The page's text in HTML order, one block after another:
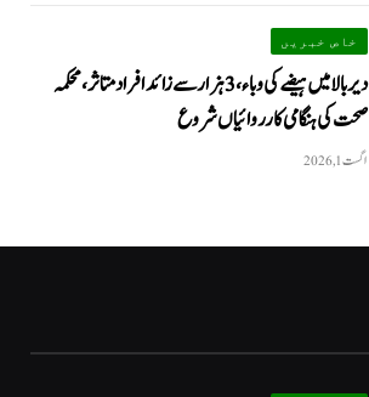
خاص خبریں
دیر بالا میں ہیضے کی وباء، 3 ہزار سے زائد افراد متاثر، محکمہ
صحت کی ہنگامی کارروائیاں شروع
اگست 1, 2026